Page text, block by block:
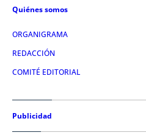
Quiénes somos
ORGANIGRAMA
REDACCIÓN
COMITÉ EDITORIAL
Publicidad